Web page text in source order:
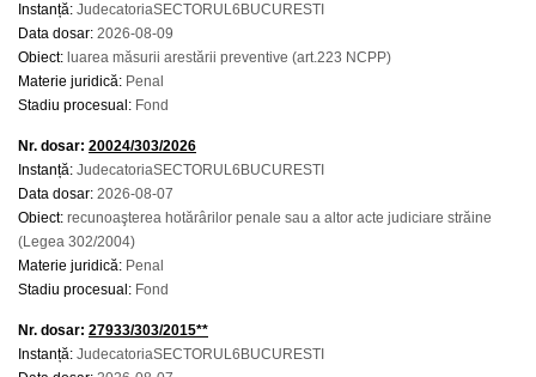
Instanță: JudecatoriaSECTORUL6BUCURESTI
Data dosar: 2026-08-09
Obiect: luarea măsurii arestării preventive (art.223 NCPP)
Materie juridică: Penal
Stadiu procesual: Fond
Nr. dosar: 20024/303/2026
Instanță: JudecatoriaSECTORUL6BUCURESTI
Data dosar: 2026-08-07
Obiect: recunoaşterea hotărârilor penale sau a altor acte judiciare străine
(Legea 302/2004)
Materie juridică: Penal
Stadiu procesual: Fond
Nr. dosar: 27933/303/2015**
Instanță: JudecatoriaSECTORUL6BUCURESTI